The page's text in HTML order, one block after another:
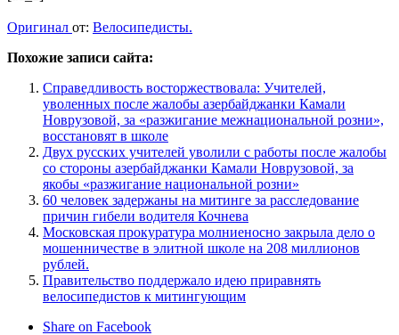
Оригинал от: Велосипедисты.
Похожие записи сайта:
Справедливость восторжествовала: Учителей,
уволенных после жалобы азербайджанки Камали
Новрузовой, за «разжигание межнациональной розни»,
восстановят в школе
Двух русских учителей уволили с работы после жалобы
со стороны азербайджанки Камали Новрузовой, за
якобы «разжигание национальной розни»
60 человек задержаны на митинге за расследование
причин гибели водителя Кочнева
Московская прокуратура молниеносно закрыла дело о
мошенничестве в элитной школе на 208 миллионов
рублей.
Правительство поддержало идею приравнять
велосипедистов к митингующим
Share on Facebook